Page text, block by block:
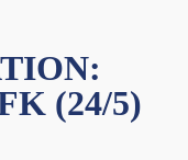
(24/5)